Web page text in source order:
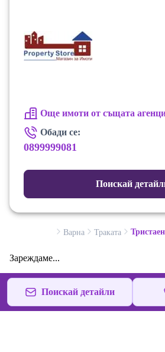
Още имоти от същата
Обади се:
0899999081
Поискай
Варна Траката
Зареждаме...
Поискай детайли